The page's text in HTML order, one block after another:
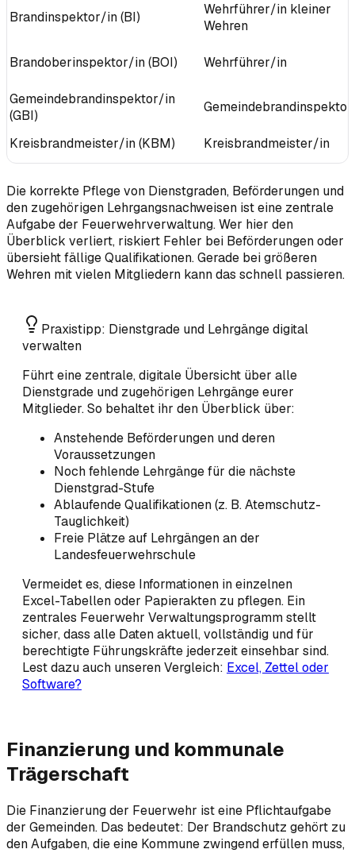
Brandinspektor/in (BI)
Wehrführer/in kleiner
Wehren
Brandoberinspektor/in (BOI) Wehrführer/in
Gemeindebrandinspektor/in
(GBI)
Kreisbrandmeister/in (KBM) Kreisbrandmeister/in
Die korrekte Pflege von Dienstgraden, Beförderungen und
den zugehörigen Lehrgangsnachweisen ist eine zentrale
Aufgabe der Feuerwehrverwaltung. Wer hier den
Überblick verliert, riskiert Fehler bei Beförderungen oder
übersieht fällige Qualifikationen. Gerade bei größeren
Wehren mit vielen Mitgliedern kann das schnell passieren.
Praxistipp: Dienstgrade und Lehrgänge digital
verwalten
Führt eine zentrale, digitale Übersicht über alle
Dienstgrade und zugehörigen Lehrgänge eurer
Mitglieder. So behaltet ihr den Überblick über:
Anstehende Beförderungen und deren
Voraussetzungen
Noch fehlende Lehrgänge für die nächste
Dienstgrad-Stufe
Ablaufende Qualifikationen (z. B. Atemschutz-
Tauglichkeit)
Freie Plätze auf Lehrgängen an der
Landesfeuerwehrschule
Vermeidet es, diese Informationen in einzelnen
Excel-Tabellen oder Papierakten zu pflegen. Ein
zentrales Feuerwehr Verwaltungsprogramm stellt
sicher, dass alle Daten aktuell, vollständig und für
berechtigte Führungskräfte jederzeit einsehbar sind.
Lest dazu auch unseren Vergleich: Excel, Zettel oder
Software?
Finanzierung und kommunale
Trägerschaft
Die Finanzierung der Feuerwehr ist eine Pflichtaufgabe
der Gemeinden. Das bedeutet: Der Brandschutz gehört zu
den Aufgaben, die eine Kommune zwingend erfüllen muss,